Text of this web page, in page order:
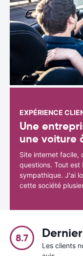
EXPÉRIENCE
Une
une voiture
Site internet facile,
questions. Tout est
sympathique. J'ai
cette société
8.7
Les clients